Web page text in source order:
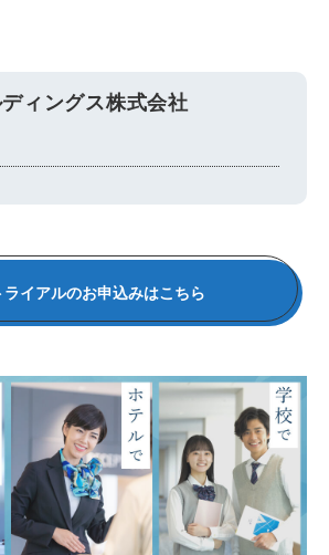
ィングス株式会社
ライアルのお申込みはこちら